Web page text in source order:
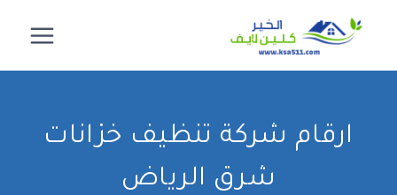
المحتوى
ارقام شركة تنظيف خزانات
شرق الرياض